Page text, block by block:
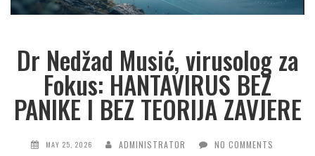
Dr Nedžad Musić, virusolog za
Fokus: HANTAVIRUS BEZ
PANIKE I BEZ TEORIJA ZAVJERE
MAY 25, 2026 ADMINISTRATOR NO COMMENTS